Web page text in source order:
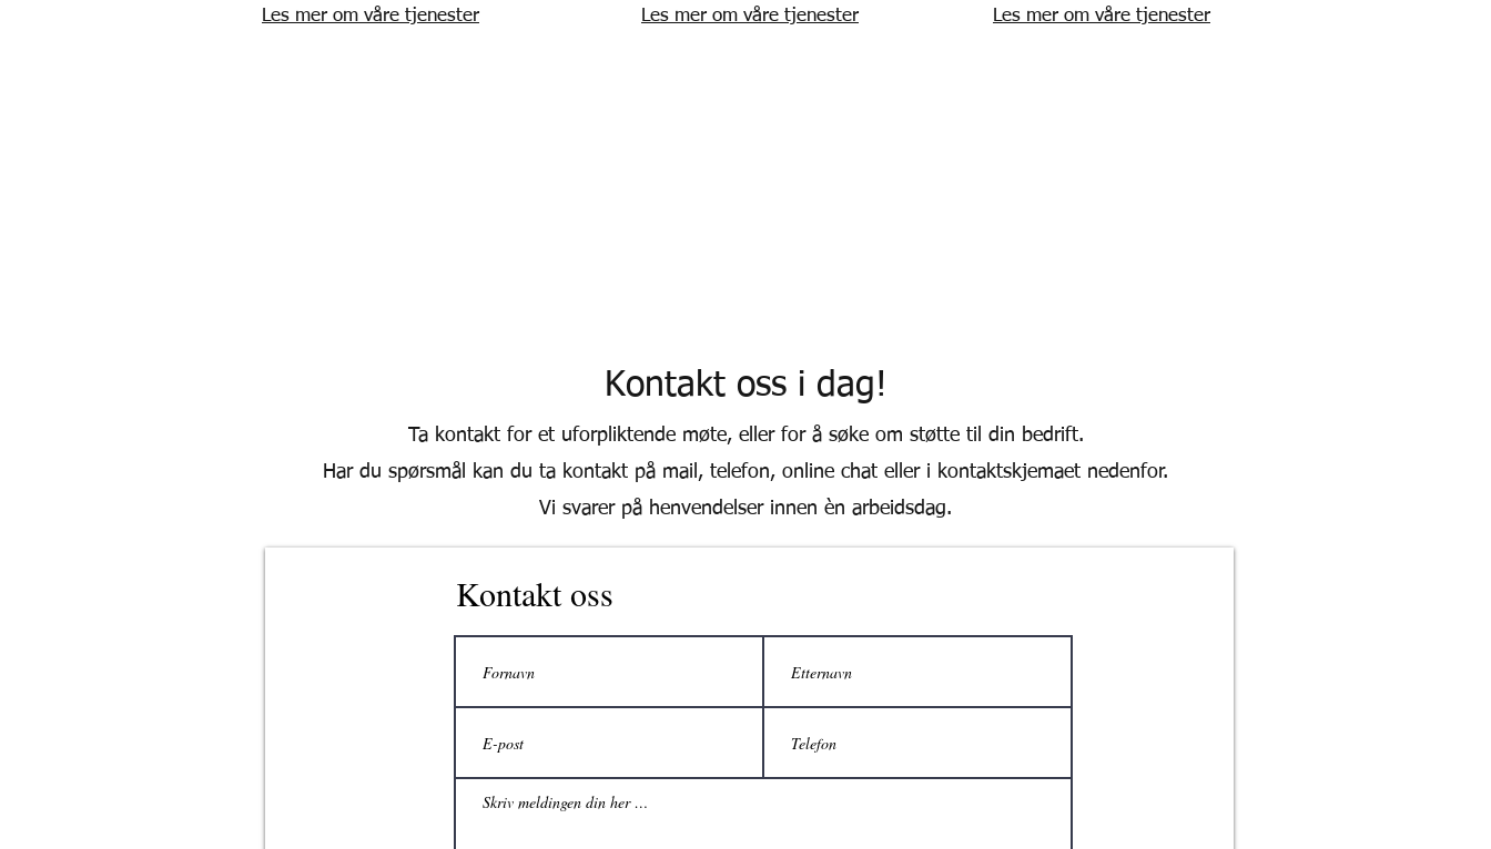
Les mer om våre tjenester Les mer om våre tjenester Les mer om våre tjenester
​Kontakt oss i dag!
Ta kontakt for et uforpliktende møte, eller for å søke om støtte til din bedrift.
Har du spørsmål kan du ta kontakt på mail, telefon, online chat eller i kontaktskjemaet nedenfor.
Vi svarer på henvendelser innen èn arbeidsdag.
Kontakt oss